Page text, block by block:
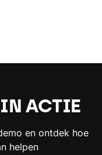
ACTIE
en ontdek hoe
helpen